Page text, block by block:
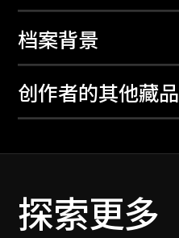
档案背景
创作者的其他藏品
探索更多